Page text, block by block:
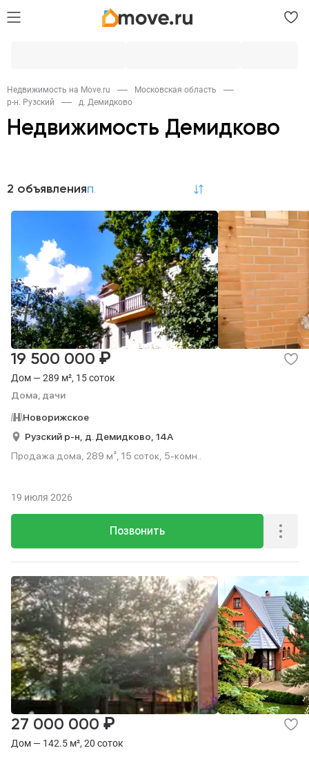
Недвижимость на Move.ru
Московская область
р-н. Рузский
д. Демидково
Недвижимость Демидково
2 объявления
Дом — 289 м², 15 соток
Дома, дачи
19 500 000 ₽
Новорижское
Рузский р-н, д. Демидково, 14А
Продажа дома, 289 м², 15 соток, 5-комн..
Позвонить
19 июля 2026
Дом — 142.5 м², 20 соток
27 000 000 ₽